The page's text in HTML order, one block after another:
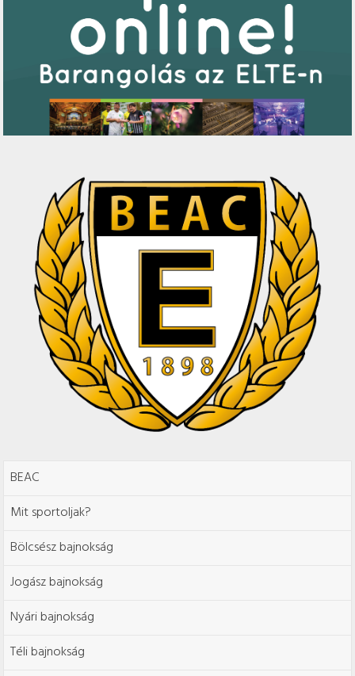
BEAC
Mit sportoljak?
Bölcsész bajnokság
Jogász bajnokság
Nyári bajnokság
Téli bajnokság